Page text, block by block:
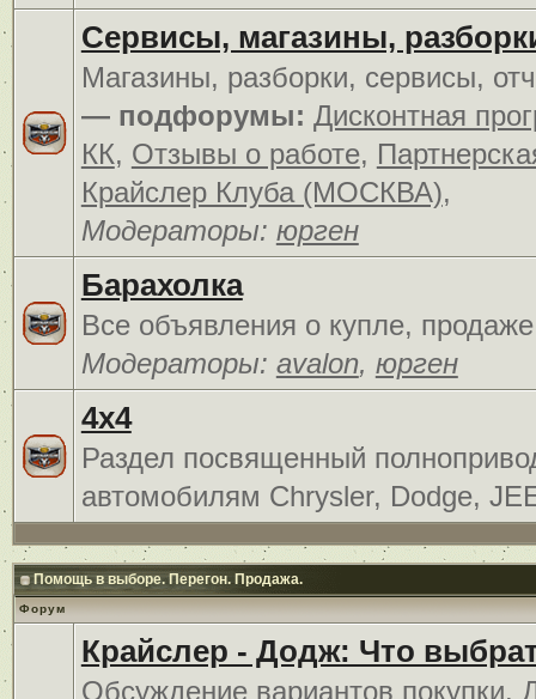
Сервисы, магазины,
Магазины, разборки, сервисы,
— подфорумы: Дисконтная
КК, Отзывы о работе,
Крайслер Клуба (МОСКВА),
Модераторы: юрген
Барахолка
Все объявления о купле,
Модераторы: avalon, юрген
4x4
Раздел посвященный
автомобилям Chrysler, Dodge,
Помощь в выборе. Перегон. Продажа.
Форум
Крайслер - Додж: Что
Обсуждение вариантов покупки.